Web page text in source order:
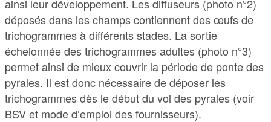
ainsi leur développement. Les diffuseurs (photo n°2)
déposés dans les champs contiennent des œufs de
trichogrammes à différents stades. La sortie
échelonnée des trichogrammes adultes (photo n°3)
permet ainsi de mieux couvrir la période de ponte des
pyrales. Il est donc nécessaire de déposer les
trichogrammes dès le début du vol des pyrales (voir
BSV et mode d’emploi des fournisseurs).